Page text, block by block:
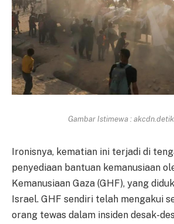
Gambar Istimewa :
Ironisnya, kematian ini terjadi di
penyediaan bantuan kemanusiaan
Kemanusiaan Gaza (GHF), yang
Israel. GHF sendiri telah mengakui
orang tewas dalam insiden desak-